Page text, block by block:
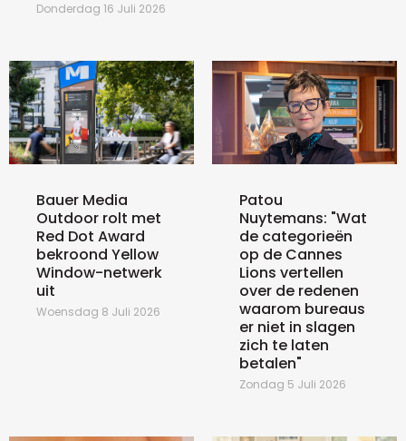
Donderdag 16 Juli 2026
Bauer Media
Outdoor rolt met
Red Dot Award
bekroond Yellow
Window-netwerk
uit
Woensdag 8 Juli 2026
Patou
Nuytemans: "Wat
de categorieën
op de Cannes
Lions vertellen
over de redenen
waarom bureaus
er niet in slagen
zich te laten
betalen"
Zondag 5 Juli 2026